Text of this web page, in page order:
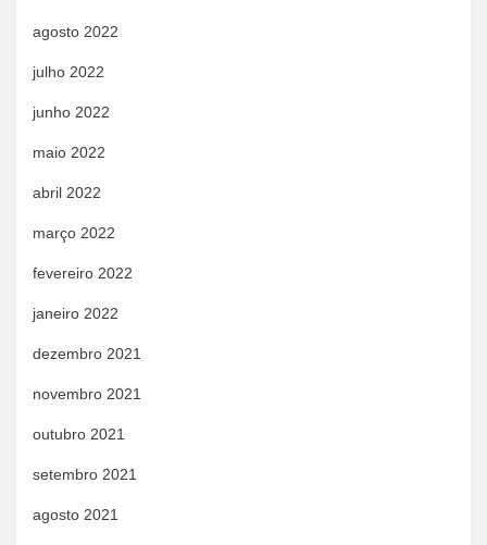
agosto 2022
julho 2022
junho 2022
maio 2022
abril 2022
março 2022
fevereiro 2022
janeiro 2022
dezembro 2021
novembro 2021
outubro 2021
setembro 2021
agosto 2021